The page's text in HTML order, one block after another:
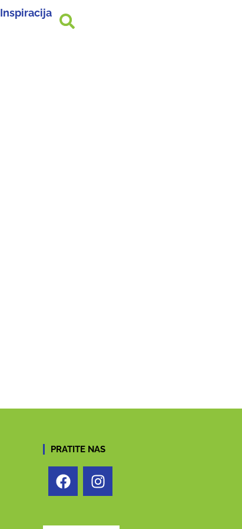
Inspiracija
PRATITE NAS